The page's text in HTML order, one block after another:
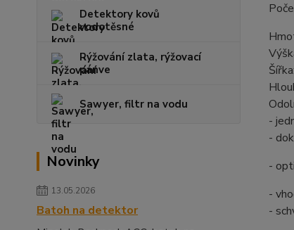
Detektory kovů
vodotěsné
Rýžování zlata, rýžovací
pánve
Sawyer, filtr na vodu
Novinky
13.05.2026
Batoh na detektor
-
-
-
-
-